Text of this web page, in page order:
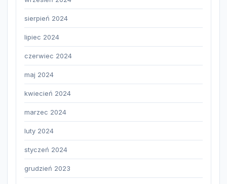
sierpień 2024
lipiec 2024
czerwiec 2024
maj 2024
kwiecień 2024
marzec 2024
luty 2024
styczeń 2024
grudzień 2023